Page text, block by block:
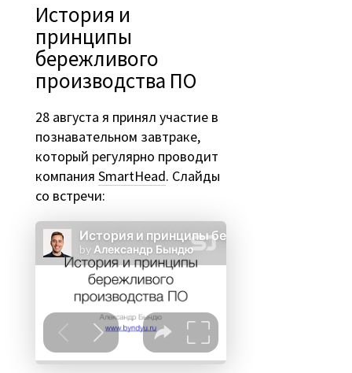
История и
принципы
бережливого
производства ПО
28 августа я принял участие в
познавательном завтраке,
который регулярно проводит
компания SmartHead. Слайды
со встречи: